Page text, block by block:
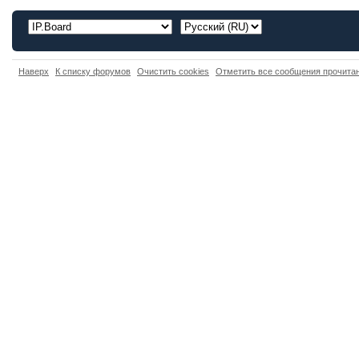
Наверх К списку форумов Очистить cookies Отметить все сообщения